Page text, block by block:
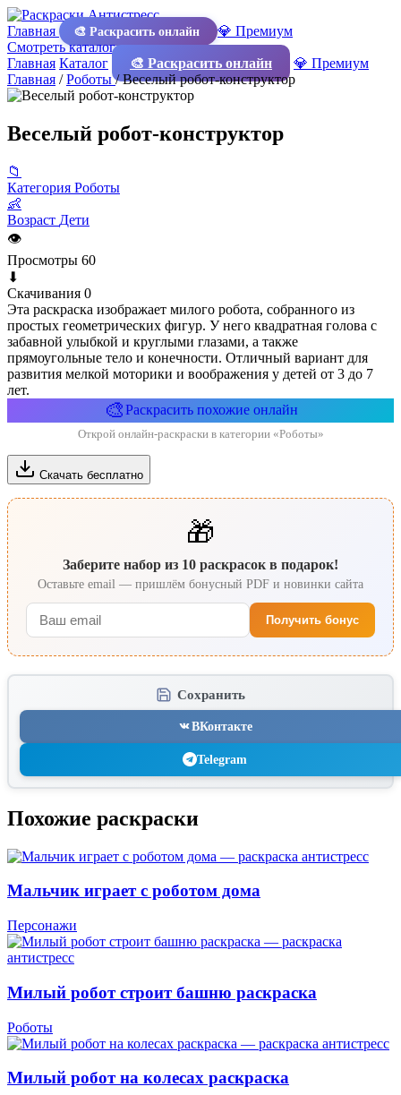
Главная 🎨 Раскрасить онлайн
💎 Премиум
Смотреть каталог
Главная Каталог 🎨 Раскрасить онлайн
💎 Премиум
Главная /Роботы/Веселый робот-конструктор
Веселый робот-конструктор
📁
Категория Роботы
👶
Возраст Дети
👁
Просмотры 60
⬇
Скачивания 0
Эта раскраска изображает милого робота, собранного из
простых геометрических фигур. У него квадратная голова с
забавной улыбкой и круглыми глазами, а также
прямоугольные тело и конечности. Отличный вариант для
развития мелкой моторики и воображения у детей от 3 до 7
лет.
🎨Раскрасить похожие онлайн
Открой онлайн-раскраски в категории «Роботы»
Скачать бесплатно
🎁
Заберите набор из 10 раскрасок в подарок!
Оставьте email — пришлём бонусный PDF и новинки сайта
Получить бонус
Сохранить
ВКонтакте
Telegram
Похожие раскраски
Мальчик играет с роботом дома
Персонажи
Милый робот строит башню раскраска
Роботы
Милый робот на колесах раскраска